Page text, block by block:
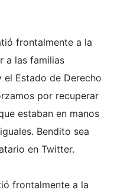
frontalmente a la
a las familias
el Estado de Derecho
por recuperar
estaban en manos
Bendito sea
en Twitter.
frontalmente a la